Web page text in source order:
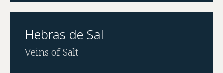
Hebras de Sal
Veins of Salt